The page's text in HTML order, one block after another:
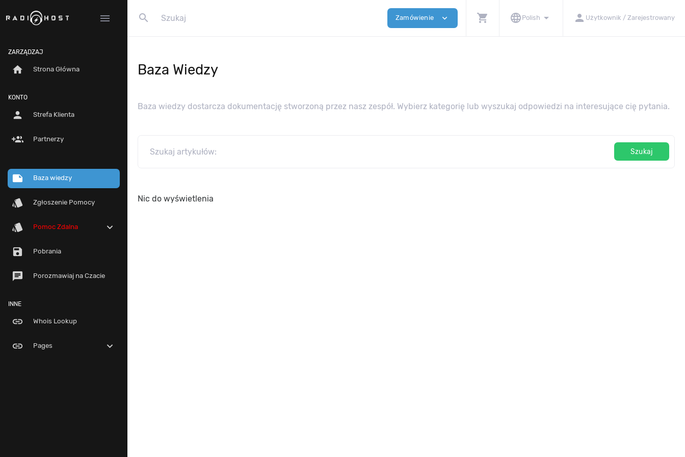
menu search Zamówienie expand_more shopping_cart language Polish arrow_drop_down person Użytkownik / Zarejestrowany
ZARZĄDZAJ
home Strona Główna
KONTO
person Strefa Klienta
group_add Partnerzy
note Baza wiedzy
style Zgłoszenie Pomocy
style Pomoc Zdalna expand_more
save Pobrania
chat Porozmawiaj na Czacie
INNE
link Whois Lookup
link Pages expand_more
Baza Wiedzy
Baza wiedzy dostarcza dokumentację stworzoną przez nasz zespół. Wybierz kategorię lub wyszukaj odpowiedzi na interesujące cię pytania.
Szukaj
Nic do wyświetlenia